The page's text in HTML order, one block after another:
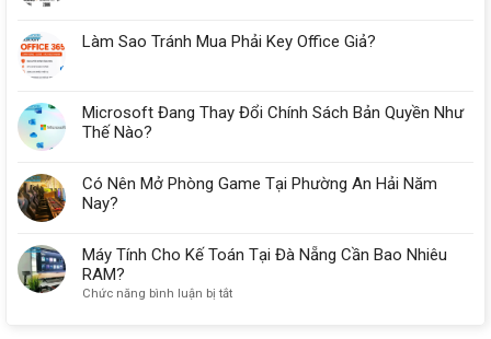
Làm Sao Tránh Mua Phải Key Office Giả?
Microsoft Đang Thay Đổi Chính Sách Bản Quyền Như
Thế Nào?
Có Nên Mở Phòng Game Tại Phường An Hải Năm
Nay?
Máy Tính Cho Kế Toán Tại Đà Nẵng Cần Bao Nhiêu
RAM?
Chức năng bình luận bị tắtở